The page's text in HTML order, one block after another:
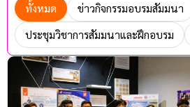
ทั้งหมด ข่าวกิจกรรมอบรมสัมมนา
ประชุมวิชาการสัมมนาและฝึกอบรม